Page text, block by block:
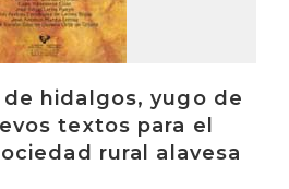
de hidalgos, yugo de
textos para el
rural alavesa